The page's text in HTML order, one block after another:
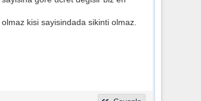
kisi sayisindada sikinti olmaz.